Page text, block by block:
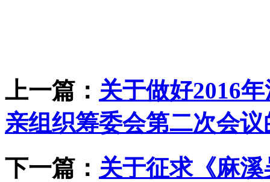
上一篇： 关于做好2016
亲组织筹委会第二次会议
下一篇： 关于征求《麻